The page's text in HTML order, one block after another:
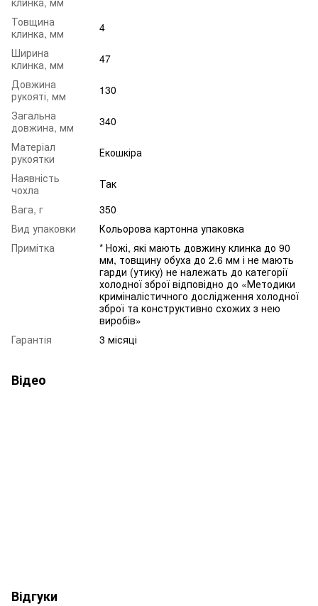
Товщина
клинка, мм
4
Ширина
клинка, мм
47
Довжина
рукояті, мм
130
Загальна
довжина, мм
340
Матеріал
рукоятки
Екошкіра
Наявність
чохла
Так
Вага, г
350
Вид упаковки
Кольорова картонна упаковка
Примітка
* Ножі, які мають довжину клинка до 90
мм, товщину обуха до 2.6 мм і не мають
гарди (утику) не належать до категорії
холодної зброї відповідно до «Методики
криміналістичного дослідження холодної
зброї та конструктивно схожих з нею
виробів»
Гарантія
3 місяці
Відео
Відгуки